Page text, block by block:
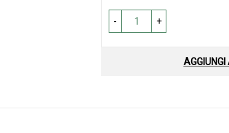
- +